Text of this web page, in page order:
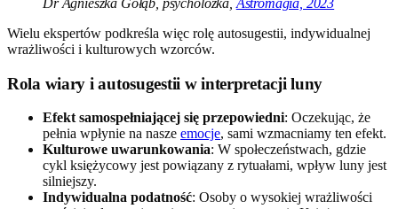
Dr Agnieszka Gołąb, psycholożka, Astromagia, 2023
Wielu ekspertów podkreśla więc rolę autosugestii, indywidualnej
wrażliwości i kulturowych wzorców.
Rola wiary i autosugestii w interpretacji luny
Efekt samospełniającej się przepowiedni: Oczekując, że
pełnia wpłynie na nasze emocje, sami wzmacniamy ten efekt.
Kulturowe uwarunkowania: W społeczeństwach, gdzie
cykl księżycowy jest powiązany z rytuałami, wpływ luny jest
silniejszy.
Indywidualna podatność: Osoby o wysokiej wrażliwości